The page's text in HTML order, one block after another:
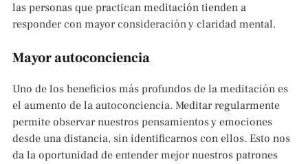
las personas que practican meditación tienden a
responder con mayor consideración y claridad mental.
Mayor autoconciencia
Uno de los beneficios más profundos de la meditación es
el aumento de la autoconciencia. Meditar regularmente
permite observar nuestros pensamientos y emociones
desde una distancia, sin identificarnos con ellos. Esto nos
da la oportunidad de entender mejor nuestros patrones